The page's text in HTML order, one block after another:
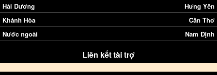
Hải Dương
Hưng Yên
Khánh Hòa
Cần Thơ
Nước ngoài
Nam Định
Liên kết tài trợ